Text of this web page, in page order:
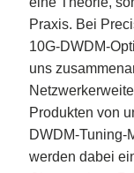
Praxis. Bei
10G-DWDM-
uns
Produkten von
DWDM-Tuning-
werden dabei